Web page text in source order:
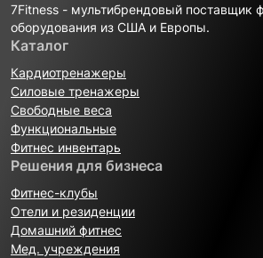
7Fitness - мультибрендовый поставщик
оборудования из США и Европы.
Каталог
Кардиотренажеры
Силовые тренажеры
Свободные веса
Функциональные
Фитнес инвентарь
Решения для бизнеса
Фитнес-клубы
Отели и резиденции
Домашний фитнес
Мед. учреждения